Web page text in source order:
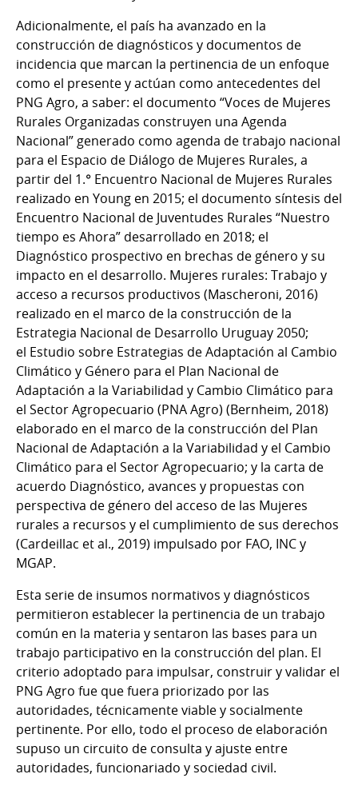
Adicionalmente, el país ha avanzado en la
construcción de diagnósticos y documentos de
incidencia que marcan la pertinencia de un enfoque
como el presente y actúan como antecedentes del
PNG Agro, a saber: el documento “Voces de Mujeres
Rurales Organizadas construyen una Agenda
Nacional” generado como agenda de trabajo nacional
para el Espacio de Diálogo de Mujeres Rurales, a
partir del 1.° Encuentro Nacional de Mujeres Rurales
realizado en Young en 2015; el documento síntesis del
Encuentro Nacional de Juventudes Rurales “Nuestro
tiempo es Ahora” desarrollado en 2018; el
Diagnóstico prospectivo en brechas de género y su
impacto en el desarrollo. Mujeres rurales: Trabajo y
acceso a recursos productivos (Mascheroni, 2016)
realizado en el marco de la construcción de la
Estrategia Nacional de Desarrollo Uruguay 2050;
el Estudio sobre Estrategias de Adaptación al Cambio
Climático y Género para el Plan Nacional de
Adaptación a la Variabilidad y Cambio Climático para
el Sector Agropecuario (PNA Agro) (Bernheim, 2018)
elaborado en el marco de la construcción del Plan
Nacional de Adaptación a la Variabilidad y el Cambio
Climático para el Sector Agropecuario; y la carta de
acuerdo Diagnóstico, avances y propuestas con
perspectiva de género del acceso de las Mujeres
rurales a recursos y el cumplimiento de sus derechos
(Cardeillac et al., 2019) impulsado por FAO, INC y
MGAP.
Esta serie de insumos normativos y diagnósticos
permitieron establecer la pertinencia de un trabajo
común en la materia y sentaron las bases para un
trabajo participativo en la construcción del plan. El
criterio adoptado para impulsar, construir y validar el
PNG Agro fue que fuera priorizado por las
autoridades, técnicamente viable y socialmente
pertinente. Por ello, todo el proceso de elaboración
supuso un circuito de consulta y ajuste entre
autoridades, funcionariado y sociedad civil.